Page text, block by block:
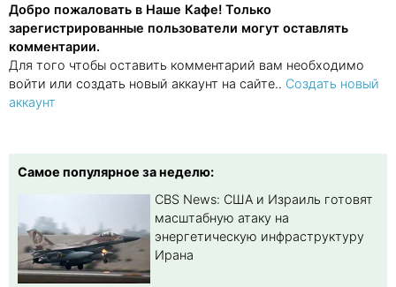
Добро пожаловать в Наше Кафе! Только
зарегистрированные пользователи могут оставлять
комментарии.
Для того чтобы оставить комментарий вам необходимо
войти или создать новый аккаунт на сайте.. Создать новый
аккаунт
Самое популярное за неделю:
CBS News: США и Израиль готовят
масштабную атаку на
энергетическую инфраструктуру
Ирана